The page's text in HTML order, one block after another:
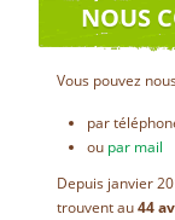
NOUS
Vous pouvez
par
ou par mail
Depuis janvier
trouvent au44